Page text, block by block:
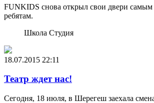
FUNKIDS снова открыл свои двери
ребятам.
Школа Студия
18.07.2015 22:11
Театр ждет нас!
Сегодня, 18 июля, в Шерегеш заехала